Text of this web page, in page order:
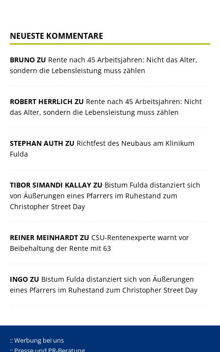
NEUESTE KOMMENTARE
BRUNO ZU Rente nach 45 Arbeitsjahren: Nicht das Alter,
sondern die Lebensleistung muss zählen
ROBERT HERRLICH ZU Rente nach 45 Arbeitsjahren: Nicht
das Alter, sondern die Lebensleistung muss zählen
STEPHAN AUTH ZU Richtfest des Neubaus am Klinikum
Fulda
TIBOR SIMANDI KALLAY ZU Bistum Fulda distanziert sich
von Äußerungen eines Pfarrers im Ruhestand zum
Christopher Street Day
REINER MEINHARDT ZU CSU-Rentenexperte warnt vor
Beibehaltung der Rente mit 63
INGO ZU Bistum Fulda distanziert sich von Äußerungen
eines Pfarrers im Ruhestand zum Christopher Street Day
:: Werbung bei uns